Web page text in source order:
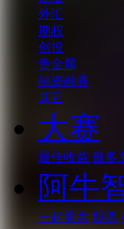
外汇
期权
创投
贵金属
融资融券
其它
大赛
最佳收益 最多
阿牛
一起看盘 股票